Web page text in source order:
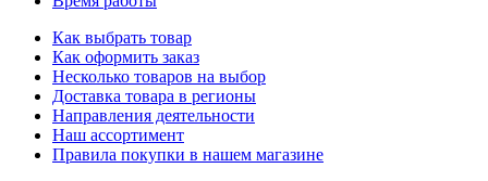
Как выбрать товар
Как оформить заказ
Несколько товаров на выбор
Доставка товара в регионы
Направления деятельности
Наш ассортимент
Правила покупки в нашем магазине